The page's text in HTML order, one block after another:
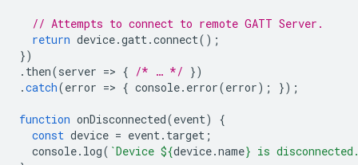
// Attempts to connect to remote GATT Server.
return device.gatt.connect();
})
. then(server => { /* … */ })
.catch(error => { console. error(error); });
function onDisconnected(event)
{
const device = event. target ;
console. log( `Device ${device.name} is